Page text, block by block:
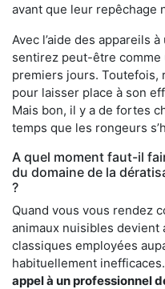
avant que leur repêchage
Avec l’aide des appareils
sentirez peut-être
premiers jours. Toutefois,
pour laisser place à son
Mais bon, il y a de fortes
temps que les rongeurs
A quel moment faut-il
du domaine de la
?
Quand vous vous rendez
animaux nuisibles devient
classiques employées
habituellement
appel à un professionnel